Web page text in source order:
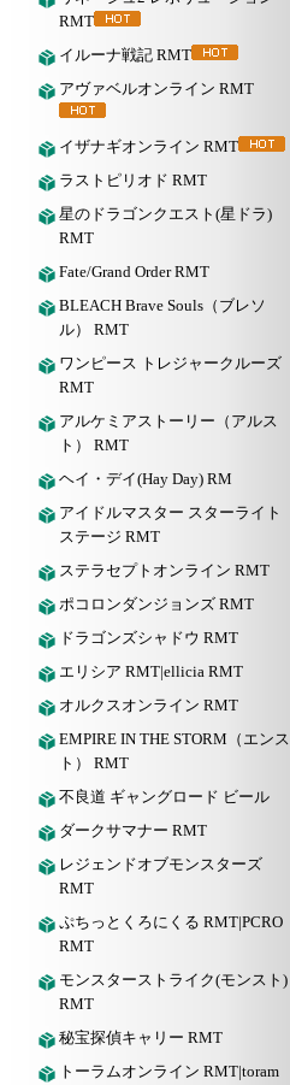
RMT
イルーナ戦記 RMT
アヴァベルオンライン RMT
イザナギオンライン RMT
ラストピリオド RMT
星のドラゴンクエスト(星ドラ)
RMT
Fate/Grand Order RMT
BLEACH Brave Souls（ブレソ
ル） RMT
ワンピース トレジャークルーズ
RMT
アルケミアストーリー（アルス
ト） RMT
ヘイ・デイ(Hay Day) RM
アイドルマスター スターライト
ステージ RMT
ステラセプトオンライン RMT
ポコロンダンジョンズ RMT
ドラゴンズシャドウ RMT
エリシア RMT|ellicia RMT
オルクスオンライン RMT
EMPIRE IN THE STORM（エンス
ト） RMT
不良道 ギャングロード ビール
ダークサマナー RMT
レジェンドオブモンスターズ
RMT
ぷちっとくろにくる RMT|PCRO
RMT
モンスターストライク(モンスト)
RMT
秘宝探偵キャリー RMT
トーラムオンライン RMT|toram